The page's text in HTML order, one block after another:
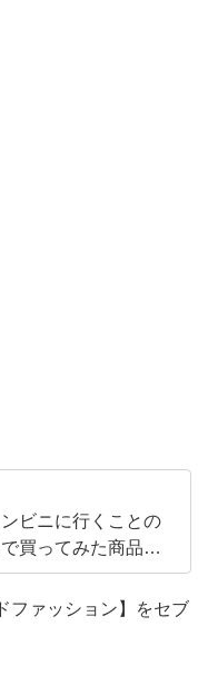
ビニに行くことの
買ってみた商品、
ご紹介していきた
は色々なコンビニ
ブン、ローソン、
。。 それぞれ個
ファッション】をセブ